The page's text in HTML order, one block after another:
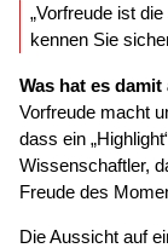
„Vorfreude ist
kennen Sie
Was hat es
Vorfreude macht
dass ein
Wissenschaftler,
Freude des
Die Aussicht auf